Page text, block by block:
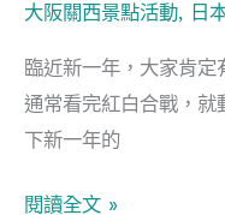
大阪關西景點活動, 日
臨近新一年，大家肯
通常看完紅白合戰，就
下新一年的
詣
必
去
些
閱讀全文 »